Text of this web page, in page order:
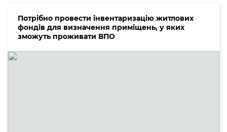
Потрібно провести інвентаризацію житлових
фондів для визначення приміщень, у яких
зможуть проживати ВПО